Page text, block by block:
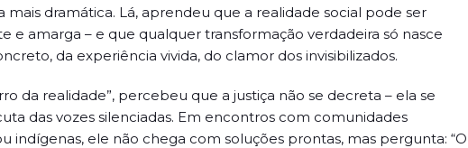
dramática. Lá, aprendeu que a realidade social pode ser
e amarga – e que qualquer transformação verdadeira só nasce
da experiência vivida, do clamor dos invisibilizados.
da realidade”, percebeu que a justiça não se decreta – ela se
das vozes silenciadas. Em encontros com comunidades
indígenas, ele não chega com soluções prontas, mas pergunta: “O